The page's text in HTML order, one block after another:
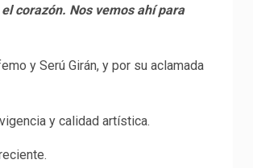
corazón. Nos vemos ahí para
y Serú Girán, y por su aclamada
y calidad artística.